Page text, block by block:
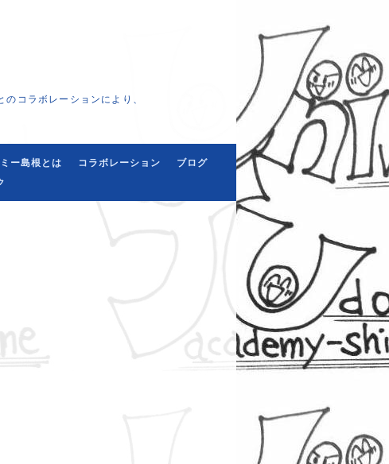
コラボレーションにより、
ー島根とは コラボレーション
ブログ